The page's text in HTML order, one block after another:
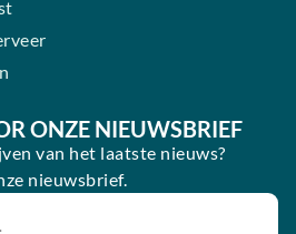
ONZE NIEUWSBRIEF
van het laatste nieuws?
nieuwsbrief.